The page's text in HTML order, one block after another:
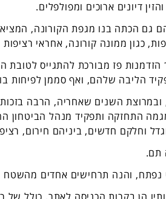
דיונים ארוכים ומפולפלים.
גם הכתה בנו מגפת הקורונה,
כגון ממונה קורונה, אחראי
הזדמנות פז מבורכת להתגייס לטובת
הליבה שלהם, ואף סממן לפיחות
השנים שאחריה, הרבה בזכות
התחזקה ותפקיד מנהל הביטחון
וחלקם חדשים, ביניהם חירום,
תם.
נפתח, והנה תרחישים אחדים מהשטח